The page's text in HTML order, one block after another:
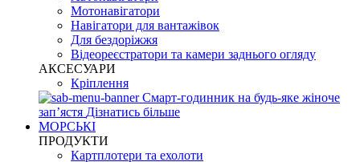
Мотонавігатори
Навігатори для вантажівок
Для бездоріжжя
Відеореєстратори та камери заднього огляду
АКСЕСУАРИ
Кріплення
Смарт-годинник на будь-яке жіноче
запʼястя Дізнатись більше
МОРСЬКІ
ПРОДУКТИ
Картплотери та ехолоти